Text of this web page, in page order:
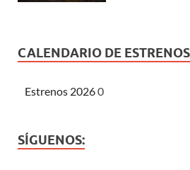
CALENDARIO DE ESTRENOS
Estrenos 20260
SÍGUENOS: